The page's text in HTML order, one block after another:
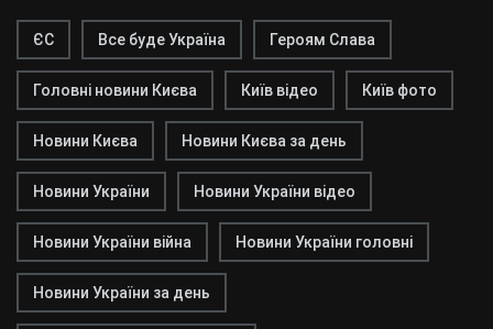
ЄС Все буде Україна Героям Слава
Головні новини Києва Київ відео Київ фото
Новини Києва Новини Києва за день
Новини України Новини України відео
Новини України війна Новини України головні
Новини України за день